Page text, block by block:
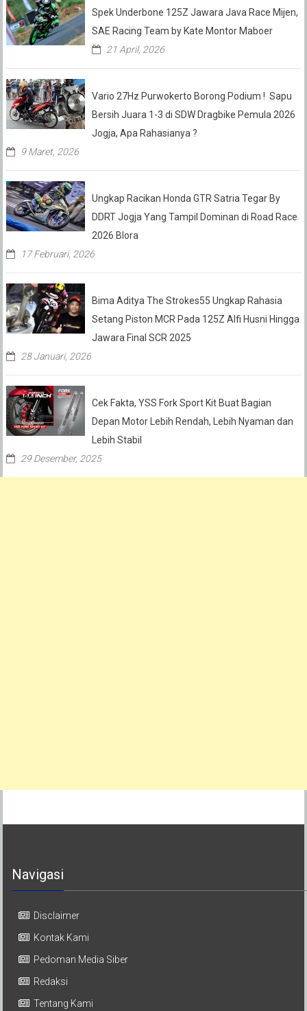
Spek Underbone 125Z Jawara Java Race Mijen,
SAE Racing Team by Kate Montor Maboer
21 April, 2026
Vario 27Hz Purwokerto Borong Podium ! Sapu
Bersih Juara 1-3 di SDW Dragbike Pemula 2026
Jogja, Apa Rahasianya ?
9 Maret, 2026
Ungkap Racikan Honda GTR Satria Tegar By
DDRT Jogja Yang Tampil Dominan di Road Race
2026 Blora
17 Februari, 2026
Bima Aditya The Strokes55 Ungkap Rahasia
Setang Piston MCR Pada 125Z Alfi Husni Hingga
Jawara Final SCR 2025
28 Januari, 2026
Cek Fakta, YSS Fork Sport Kit Buat Bagian
Depan Motor Lebih Rendah, Lebih Nyaman dan
Lebih Stabil
29 Desember, 2025
Navigasi
Disclaimer
Kontak Kami
Pedoman Media Siber
Redaksi
Tentang Kami